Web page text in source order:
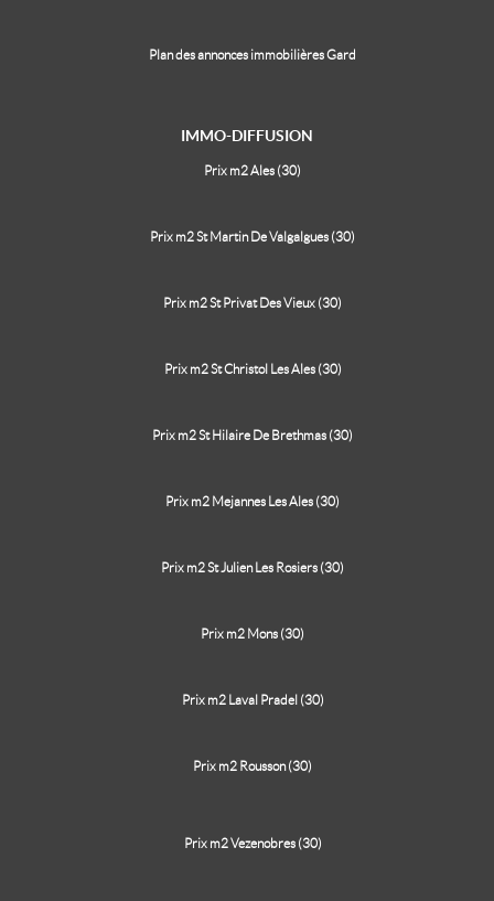
Plan des annonces immobilières Gard
IMMO-DIFFUSION
Prix m2 Ales (30)
Prix m2 St Martin De Valgalgues (30)
Prix m2 St Privat Des Vieux (30)
Prix m2 St Christol Les Ales (30)
Prix m2 St Hilaire De Brethmas (30)
Prix m2 Mejannes Les Ales (30)
Prix m2 St Julien Les Rosiers (30)
Prix m2 Mons (30)
Prix m2 Laval Pradel (30)
Prix m2 Rousson (30)
Prix m2 Vezenobres (30)